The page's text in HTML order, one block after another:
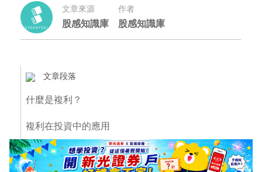
文章來源
股感知識庫
作者
股感知識庫
文章段落
什麼是複利？
複利在投資中的應用